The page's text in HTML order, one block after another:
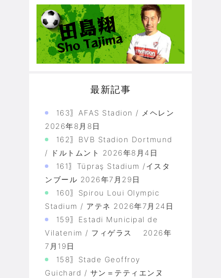
最新記事
163〗AFAS Stadion / メヘレン
2026年8月8日
162〗BVB Stadion Dortmund
/ ドルトムント 2026年8月4日
161〗Tüpraş Stadium /イスタ
ンブール 2026年7月29日
160〗Spirou Loui Olympic
Stadium / アテネ 2026年7月24日
159〗Estadi Municipal de
Vilatenim / フィゲラス
2026年
7月19日
158〗Stade Geoffroy
Guichard / サン＝テティエンヌ